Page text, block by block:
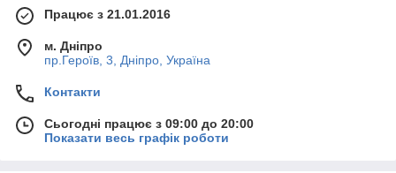
Працює з 21.01.2016
м. Дніпро
пр.Героїв, 3, Дніпро, Україна
Контакти
Сьогодні працює з 09:00 до 20:00
Показати весь графік роботи